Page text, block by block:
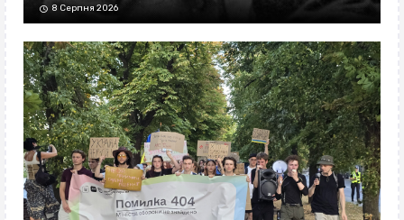
8 Серпня 2026